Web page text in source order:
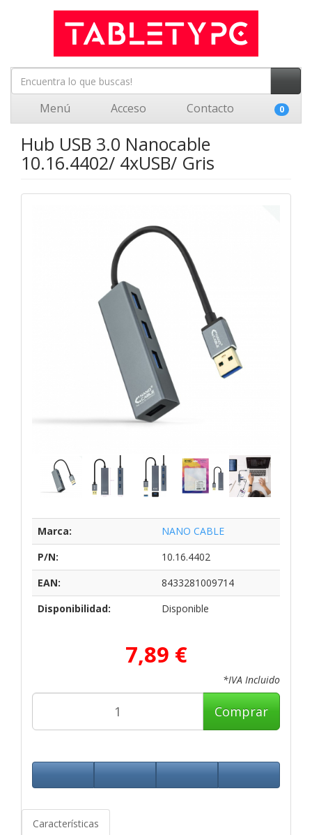
Menú Acceso Contacto 0
Hub USB 3.0 Nanocable
10.16.4402/ 4xUSB/ Gris
Marca:
NANO CABLE
P/N:
10.16.4402
EAN:
8433281009714
Disponibilidad:
Disponible
7,89 €
*IVA Incluido
Comprar
Características